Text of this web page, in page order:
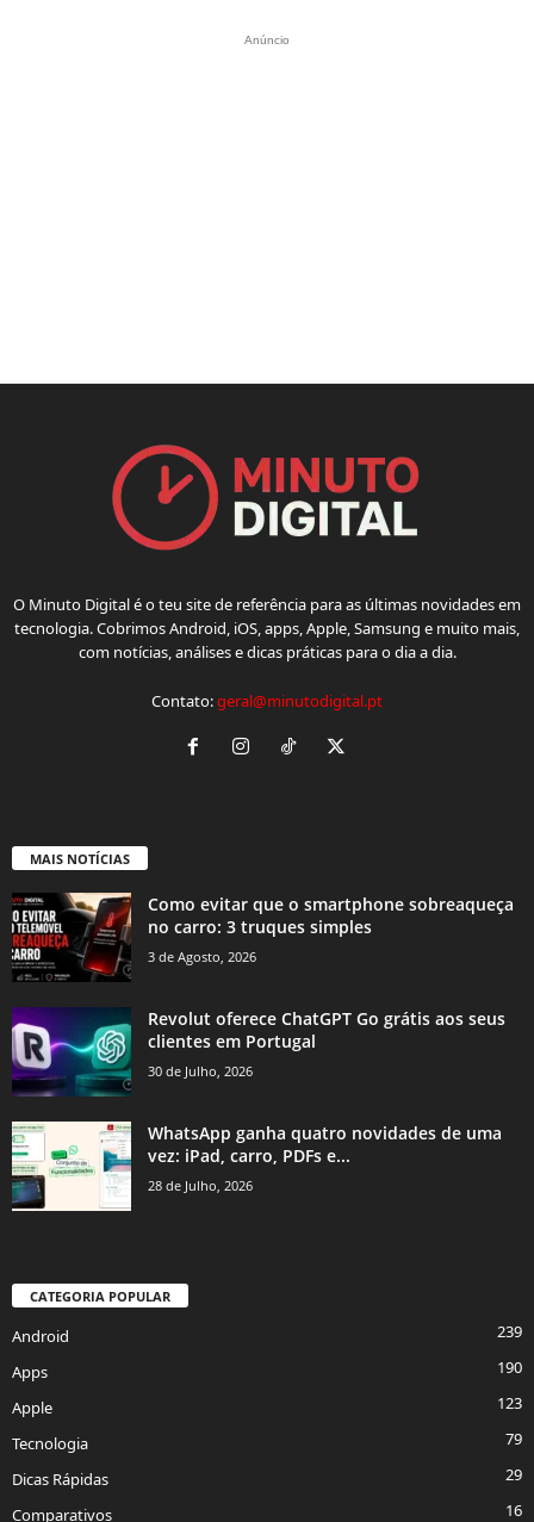
Anúncio
O Minuto Digital é o teu site de referência para as últimas novidades em
tecnologia. Cobrimos Android, iOS, apps, Apple, Samsung e muito mais,
com notícias, análises e dicas práticas para o dia a dia.
Contato:geral@minutodigital.pt
MAIS NOTÍCIAS
Como evitar que o smartphone sobreaqueça
no carro: 3 truques simples
3 de Agosto, 2026
Revolut oferece ChatGPT Go grátis aos seus
clientes em Portugal
30 de Julho, 2026
WhatsApp ganha quatro novidades de uma
vez: iPad, carro, PDFs e...
28 de Julho, 2026
CATEGORIA POPULAR
Android
239
Apps
190
Apple
123
Tecnologia
79
Dicas Rápidas
29
Comparativos
16